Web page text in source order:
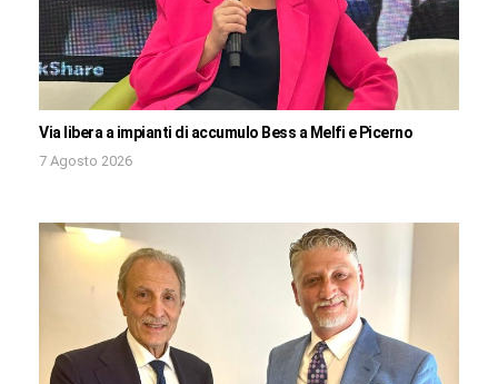
Via libera a impianti di accumulo Bess a Melfi e Picerno
7 Agosto 2026